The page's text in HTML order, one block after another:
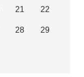
21 22
28 29